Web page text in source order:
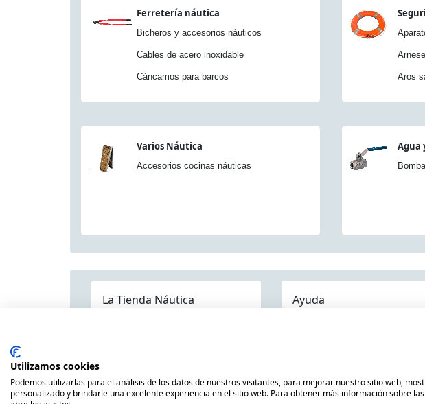
Ferretería náutica
Bicheros y accesorios náuticos
Cables de acero inoxidable
Cáncamos para barcos Aros
Varios Náutica
Accesorios cocinas náuticas
Agua
La Tienda Náutica
Náuticas
Nuestras Marcas
Ayuda
Aviso Legal
Utilizamos cookies
Podemos utilizarlas para el análisis de los datos de nuestros visitantes, para mejorar nuestro sitio web,
personalizado y brindarle una excelente experiencia en el sitio web. Para obtener más información sobre